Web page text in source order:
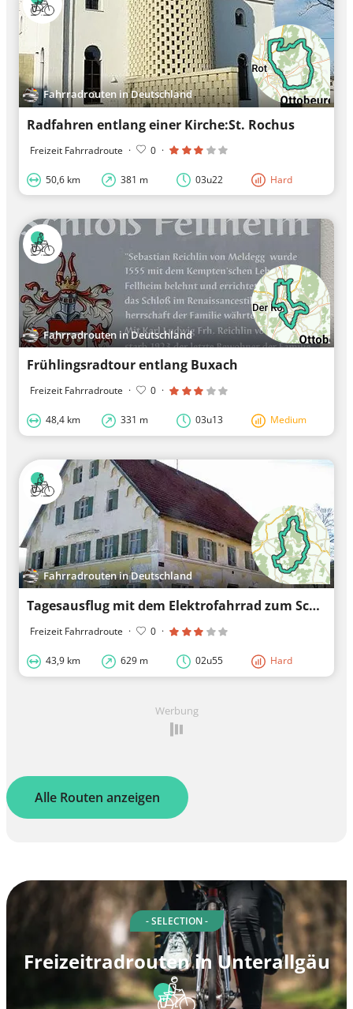
Fahrradrouten in Deutschland
Radfahren entlang einer Kirche:St. Rochus
Freizeit Fahrradroute · 0 ·
50,6 km 381 m 03u22 Hard
Fahrradrouten in Deutschland
Frühlingsradtour entlang Buxach
Freizeit Fahrradroute · 0 ·
48,4 km 331 m 03u13 Medium
Fahrradrouten in Deutschland
Tagesausflug mit dem Elektrofahrrad zum Schloss Schloss Frickenhausen
Freizeit Fahrradroute · 0 ·
43,9 km 629 m 02u55 Hard
Werbung
Alle Routen anzeigen
- SELECTION -
Freizeitradrouten in Unterallgäu